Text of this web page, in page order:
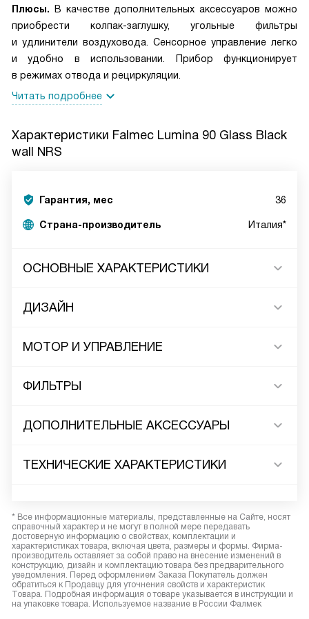
Плюсы. В качестве дополнительных аксессуаров можно
приобрести колпак-заглушку, угольные фильтры
и удлинители воздуховода. Сенсорное управление легко
и удобно в использовании. Прибор функционирует
в режимах отвода и рециркуляции.
Читать подробнее
Характеристики Falmec Lumina 90 Glass Black
wall NRS
Гарантия, мес 36
Страна-производитель Италия*
ОСНОВНЫЕ ХАРАКТЕРИСТИКИ
ДИЗАЙН
МОТОР И УПРАВЛЕНИЕ
ФИЛЬТРЫ
ДОПОЛНИТЕЛЬНЫЕ АКСЕССУАРЫ
ТЕХНИЧЕСКИЕ ХАРАКТЕРИСТИКИ
* Все информационные материалы, представленные на Сайте, носят
справочный характер и не могут в полной мере передавать
достоверную информацию о свойствах, комплектации и
характеристиках товара, включая цвета, размеры и формы. Фирма-
производитель оставляет за собой право на внесение изменений в
конструкцию, дизайн и комплектацию товара без предварительного
уведомления. Перед оформлением Заказа Покупатель должен
обратиться к Продавцу для уточнения свойств и характеристик
Товара. Подробная информация о товаре указывается в инструкции и
на упаковке товара. Используемое название в России Фалмек